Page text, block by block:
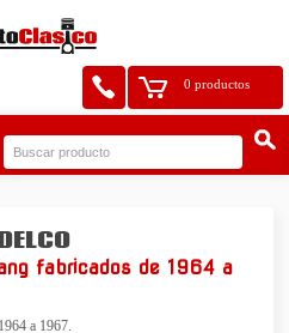
0 productos
fabricados de 1964 a
a 1967.